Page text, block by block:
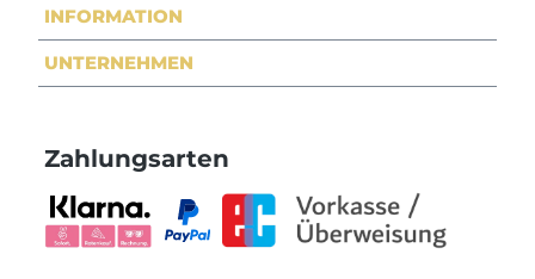
INFORMATION
UNTERNEHMEN
Zahlungsarten